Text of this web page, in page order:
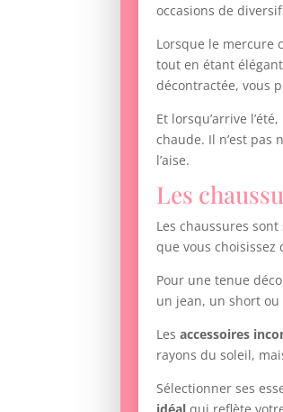
occasions de
Lorsque le mercure
tout en étant
décontractée, vous
Et lorsqu’arrive
chaude. Il n’est pas
l’aise.
Les
Les chaussures
que vous
Pour une tenue
un jean, un short
Lesaccessoires
rayons du soleil,
Sélectionner ses